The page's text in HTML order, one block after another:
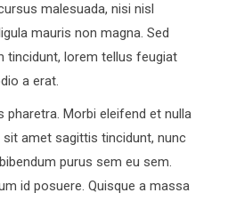
malesuada, nisi nisl
mauris non magna. Sed
tincidunt, lorem tellus feugiat
a erat.
Morbi eleifend et nulla
sit amet sagittis tincidunt, nunc
purus sem eu sem.
id posuere. Quisque a massa